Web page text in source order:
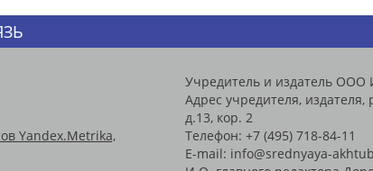
Yandex.Metrika,
Учредитель и издатель ООО
Адрес учредителя,
д.13, кор. 2
Телефон: +7 (495) 718-84-11
E-mail: info@srednyaya-